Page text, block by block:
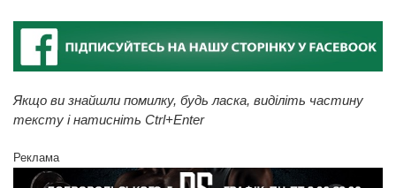
Якщо ви знайшли помилку, будь ласка, виділіть частину
тексту і натисніть Ctrl+Enter
Реклама